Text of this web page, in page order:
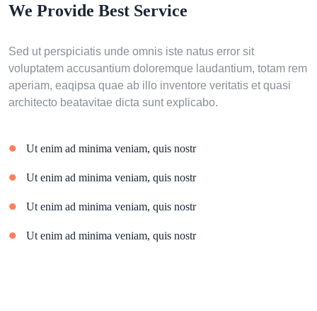
We Provide Best Service
Sed ut perspiciatis unde omnis iste natus error sit
voluptatem accusantium doloremque laudantium, totam rem
aperiam, eaqipsa quae ab illo inventore veritatis et quasi
architecto beatavitae dicta sunt explicabo.
Ut enim ad minima veniam, quis nostr
Ut enim ad minima veniam, quis nostr
Ut enim ad minima veniam, quis nostr
Ut enim ad minima veniam, quis nostr